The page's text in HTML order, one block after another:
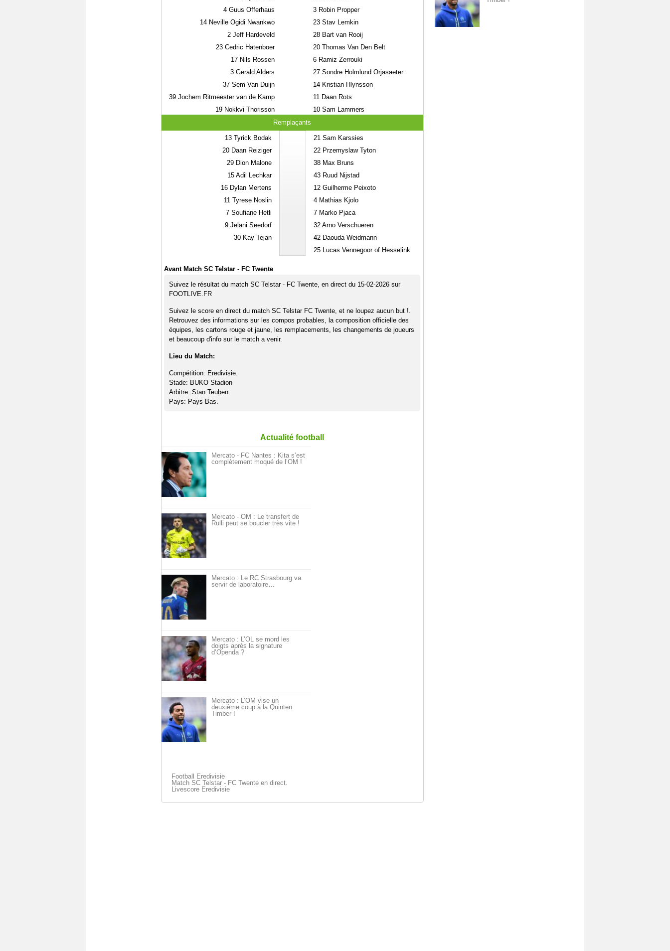
4Guus Offerhaus
14Neville Ogidi Nwankwo
2Jeff Hardeveld
23Cedric Hatenboer
17Nils Rossen
3Gerald Alders
37Sem Van Duijn
39Jochem Ritmeester van de Kamp
19Nokkvi Thorisson
3Robin Propper
23Stav Lemkin
28Bart van Rooij
20Thomas Van Den Belt
6Ramiz Zerrouki
27Sondre Holmlund Orjasaeter
14Kristian Hlynsson
11Daan Rots
10Sam Lammers
Remplaçants
13Tyrick Bodak
20Daan Reiziger
29Dion Malone
15Adil Lechkar
16Dylan Mertens
11Tyrese Noslin
7Soufiane Hetli
9Jelani Seedorf
30Kay Tejan
21Sam Karssies
22Przemyslaw Tyton
38Max Bruns
43Ruud Nijstad
12Guilherme Peixoto
4Mathias Kjolo
7Marko Pjaca
32Arno Verschueren
42Daouda Weidmann
25Lucas Vennegoor of Hesselink
Avant Match SC Telstar - FC Twente
Suivez le résultat du match SC Telstar - FC Twente, en direct du 15-02-2026 sur
FOOTLIVE.FR
Suivez le score en direct du match SC Telstar FC Twente, et ne loupez aucun but !.
Retrouvez des informations sur les compos probables, la composition officielle des
équipes, les cartons rouge et jaune, les remplacements, les changements de joueurs
et beaucoup d'info sur le match a venir.
Lieu du Match:
Compétition: Eredivisie.
Stade: BUKO Stadion
Arbitre: Stan Teuben
Pays: Pays-Bas.
Actualité football
Mercato - FC Nantes : Kita s’est
complètement moqué de l’OM !
Mercato - OM : Le transfert de
Rulli peut se boucler très vite !
Mercato : Le RC Strasbourg va
servir de laboratoire…
Mercato : L’OL se mord les
doigts après la signature
d’Openda ?
Mercato : L’OM vise un
deuxième coup à la Quinten
Timber !
Football Eredivisie
Match SC Telstar - FC Twente en direct.
Livescore Eredivisie